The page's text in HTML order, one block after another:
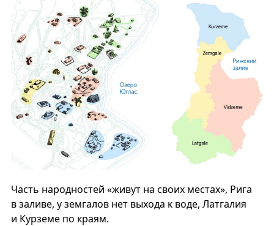
Часть народностей «живут на своих местах», Рига
в заливе, у земгалов нет выхода к воде, Латгалия
и Курземе по краям.